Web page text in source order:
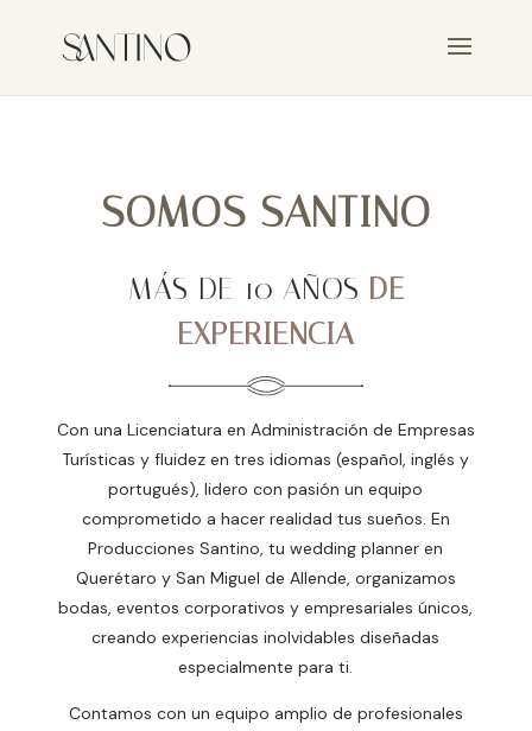
SOMOS SANTINO
MÁS DE 10 AÑOS DE
EXPERIENCIA
Con una Licenciatura en Administración de Empresas
Turísticas y fluidez en tres idiomas (español, inglés y
portugués), lidero con pasión un equipo
comprometido a hacer realidad tus sueños. En
Producciones Santino, tu wedding planner en
Querétaro y San Miguel de Allende, organizamos
bodas, eventos corporativos y empresariales únicos,
creando experiencias inolvidables diseñadas
especialmente para ti.
Contamos con un equipo amplio de profesionales